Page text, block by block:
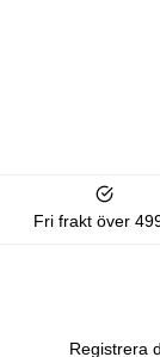
Fri frakt över
Registrera